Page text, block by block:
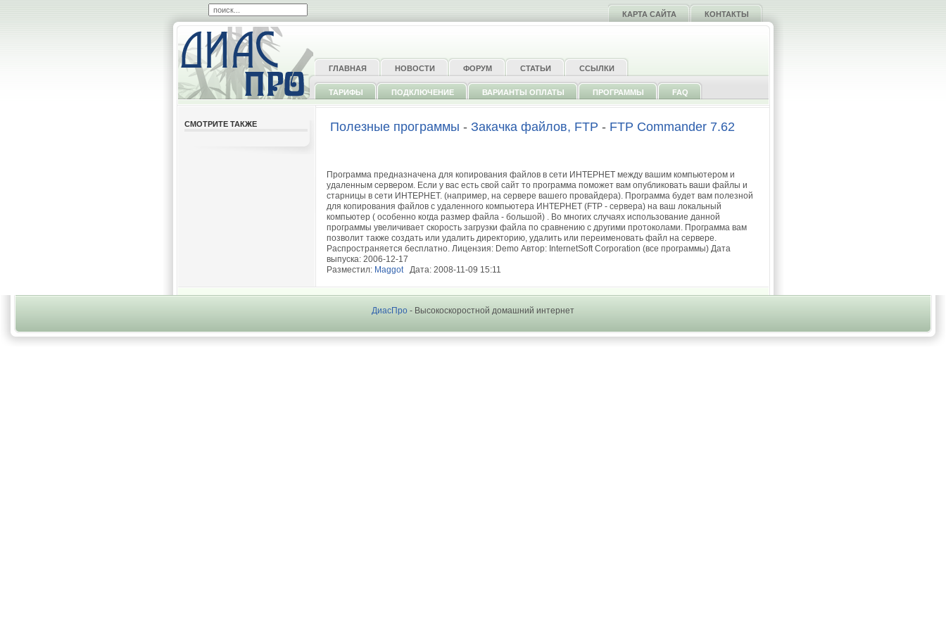
КАРТА САЙТА КОНТАКТЫ
ГЛАВНАЯ НОВОСТИ ФОРУМ СТАТЬИ ССЫЛКИ
ТАРИФЫ ПОДКЛЮЧЕНИЕ ВАРИАНТЫ ОПЛАТЫ ПРОГРАММЫ FAQ
СМОТРИТЕ ТАКЖЕ Полезные программы - Закачка файлов, FTP - FTP Commander 7.62
Программа предназначена для копирования файлов в сети ИНТЕРНЕТ между вашим компьютером и
удаленным сервером. Если у вас есть свой сайт то программа поможет вам опубликовать ваши файлы и
старницы в сети ИНТЕРНЕТ. (например, на сервере вашего провайдера). Программа будет вам полезной
для копирования файлов с удаленного компьютера ИНТЕРНЕТ (FTP - сервера) на ваш локальный
компьютер ( особенно когда размер файла - большой) . Во многих случаях использование данной
программы увеличивает скорость загрузки файла по сравнению с другими протоколами. Программа вам
позволит также создать или удалить директорию, удалить или переименовать файл на сервере.
Распространяется бесплатно. Лицензия: Demo Автор: InternetSoft Corporation (все программы) Дата
выпуска: 2006-12-17
Разместил: MaggotДата: 2008-11-09 15:11
ДиасПро - Высокоскоростной домашний интернет